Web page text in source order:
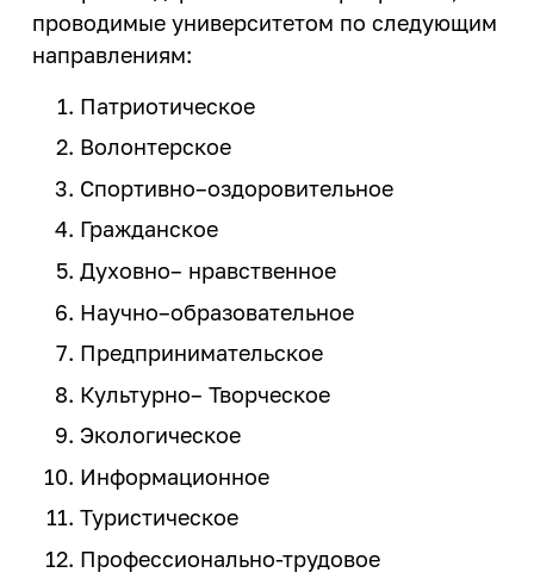
ИРНИТУ в соцсетях
Иностранному студенту
Медицинский кабинет
Общежития
Личный кабинет студента
Личный кабинет родителя
Нормативные документы
проводимые университетом по следующим
направлениям:
Патриотическое
Волонтерское
Спортивно–оздоровительное
Гражданское
Духовно– нравственное
Научно–образовательное
Предпринимательское
Культурно– Творческое
Экологическое
Информационное
Туристическое
Профессионально-трудовое